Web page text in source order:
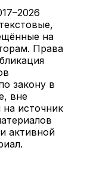
на
Права
закону в
вне
на источник
активной